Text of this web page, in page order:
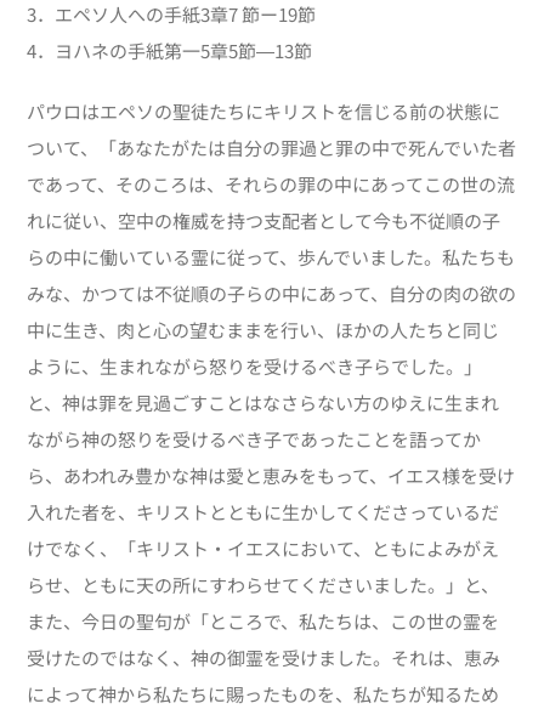
3．エペソ人への手紙3章7 節ー19節
4．ヨハネの手紙第一5章5節―13節
パウロはエペソの聖徒たちにキリストを信じる前の状態に
ついて、「あなたがたは自分の罪過と罪の中で死んでいた者
であって、そのころは、それらの罪の中にあってこの世の流
れに従い、空中の権威を持つ支配者として今も不従順の子
らの中に働いている霊に従って、歩んでいました。私たちも
みな、かつては不従順の子らの中にあって、自分の肉の欲の
中に生き、肉と心の望むままを行い、ほかの人たちと同じ
ように、生まれながら怒りを受けるべき子らでした。」
と、神は罪を見過ごすことはなさらない方のゆえに生まれ
ながら神の怒りを受けるべき子であったことを語ってか
ら、あわれみ豊かな神は愛と恵みをもって、イエス様を受け
入れた者を、キリストとともに生かしてくださっているだ
けでなく、「キリスト・イエスにおいて、ともによみがえ
らせ、ともに天の所にすわらせてくださいました。」と、
また、今日の聖句が「ところで、私たちは、この世の霊を
受けたのではなく、神の御霊を受けました。それは、恵み
によって神から私たちに賜ったものを、私たちが知るため